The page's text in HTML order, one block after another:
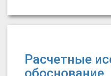
Расчетные
обоснование